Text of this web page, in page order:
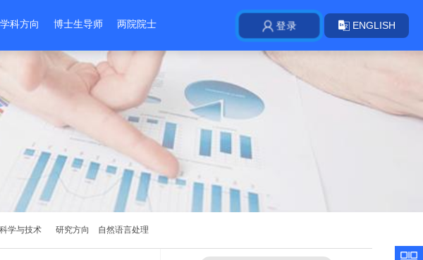
学科方向 博士生导师 两院院士 登录 ENGLISH
学与技术 研究方向 自然语言处理